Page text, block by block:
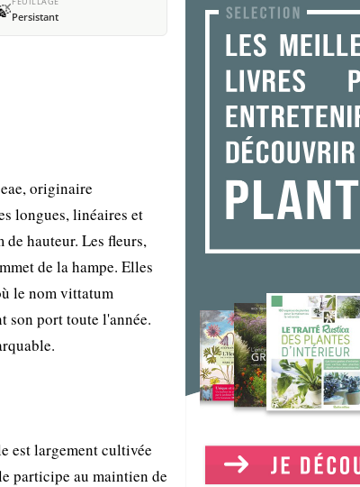
Persistant
originaire
longues, linéaires et
hauteur. Les fleurs,
de la hampe. Elles
le nom vittatum
son port toute l'année.
est largement cultivée
participe au maintien de